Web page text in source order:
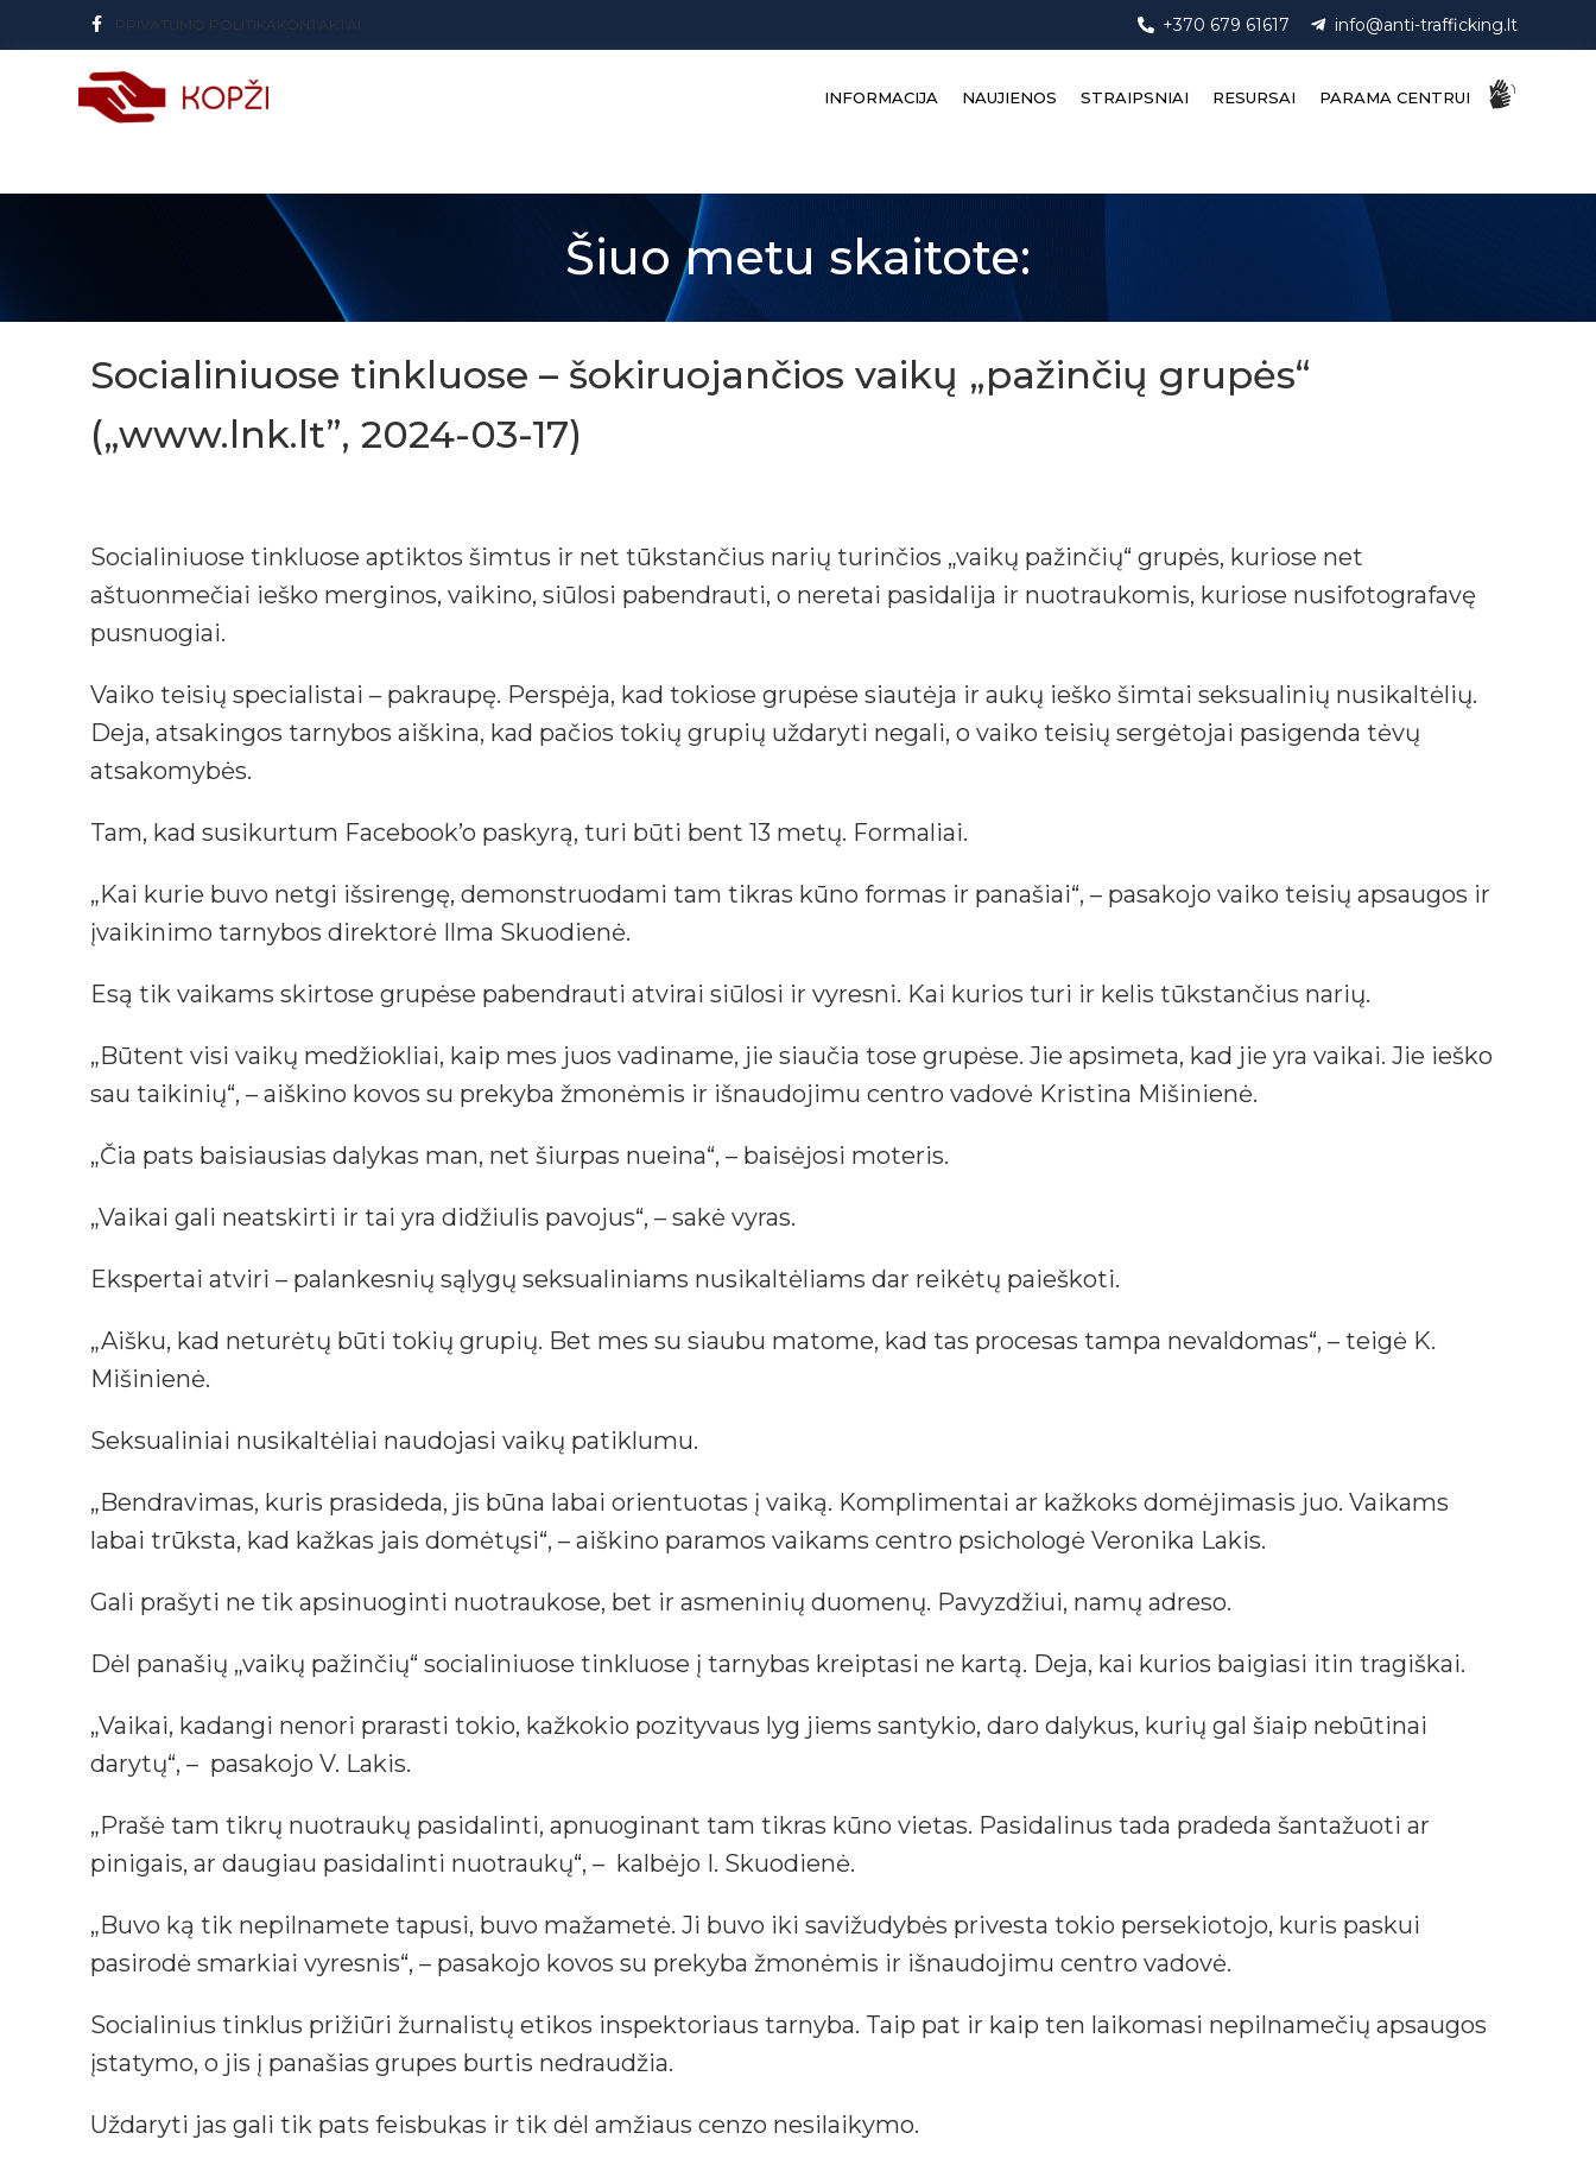
PRIVATUMO POLITIKA KONTAKTAI +370 679 61617 info@anti-trafficking.lt
INFORMACIJA NAUJIENOS STRAIPSNIAI RESURSAI PARAMA CENTRUI
Šiuo metu skaitote:
Socialiniuose tinkluose – šokiruojančios vaikų „pažinčių grupės“
(„www.lnk.lt”, 2024-03-17)
Socialiniuose tinkluose aptiktos šimtus ir net tūkstančius narių turinčios „vaikų pažinčių“ grupės, kuriose net
aštuonmečiai ieško merginos, vaikino, siūlosi pabendrauti, o neretai pasidalija ir nuotraukomis, kuriose nusifotografavę
pusnuogiai.
Vaiko teisių specialistai – pakraupę. Perspėja, kad tokiose grupėse siautėja ir aukų ieško šimtai seksualinių nusikaltėlių.
Deja, atsakingos tarnybos aiškina, kad pačios tokių grupių uždaryti negali, o vaiko teisių sergėtojai pasigenda tėvų
atsakomybės.
Tam, kad susikurtum Facebook’o paskyrą, turi būti bent 13 metų. Formaliai.
„Kai kurie buvo netgi išsirengę, demonstruodami tam tikras kūno formas ir panašiai“, – pasakojo vaiko teisių apsaugos ir
įvaikinimo tarnybos direktorė Ilma Skuodienė.
Esą tik vaikams skirtose grupėse pabendrauti atvirai siūlosi ir vyresni. Kai kurios turi ir kelis tūkstančius narių.
„Būtent visi vaikų medžiokliai, kaip mes juos vadiname, jie siaučia tose grupėse. Jie apsimeta, kad jie yra vaikai. Jie ieško
sau taikinių“, – aiškino kovos su prekyba žmonėmis ir išnaudojimu centro vadovė Kristina Mišinienė.
„Čia pats baisiausias dalykas man, net šiurpas nueina“, – baisėjosi moteris.
„Vaikai gali neatskirti ir tai yra didžiulis pavojus“, – sakė vyras.
Ekspertai atviri – palankesnių sąlygų seksualiniams nusikaltėliams dar reikėtų paieškoti.
„Aišku, kad neturėtų būti tokių grupių. Bet mes su siaubu matome, kad tas procesas tampa nevaldomas“, – teigė K.
Mišinienė.
Seksualiniai nusikaltėliai naudojasi vaikų patiklumu.
„Bendravimas, kuris prasideda, jis būna labai orientuotas į vaiką. Komplimentai ar kažkoks domėjimasis juo. Vaikams
labai trūksta, kad kažkas jais domėtųsi“, – aiškino paramos vaikams centro psichologė Veronika Lakis.
Gali prašyti ne tik apsinuoginti nuotraukose, bet ir asmeninių duomenų. Pavyzdžiui, namų adreso.
Dėl panašių „vaikų pažinčių“ socialiniuose tinkluose į tarnybas kreiptasi ne kartą. Deja, kai kurios baigiasi itin tragiškai.
„Vaikai, kadangi nenori prarasti tokio, kažkokio pozityvaus lyg jiems santykio, daro dalykus, kurių gal šiaip nebūtinai
darytų“, – pasakojo V. Lakis.
„Prašė tam tikrų nuotraukų pasidalinti, apnuoginant tam tikras kūno vietas. Pasidalinus tada pradeda šantažuoti ar
pinigais, ar daugiau pasidalinti nuotraukų“, – kalbėjo I. Skuodienė.
„Buvo ką tik nepilnamete tapusi, buvo mažametė. Ji buvo iki savižudybės privesta tokio persekiotojo, kuris paskui
pasirodė smarkiai vyresnis“, – pasakojo kovos su prekyba žmonėmis ir išnaudojimu centro vadovė.
Socialinius tinklus prižiūri žurnalistų etikos inspektoriaus tarnyba. Taip pat ir kaip ten laikomasi nepilnamečių apsaugos
įstatymo, o jis į panašias grupes burtis nedraudžia.
Uždaryti jas gali tik pats feisbukas ir tik dėl amžiaus cenzo nesilaikymo.